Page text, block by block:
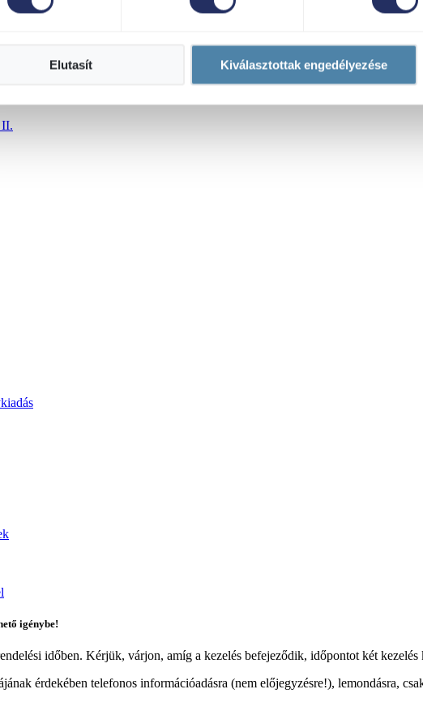
Elutasít Kiválasztottak engedélyezése
II.
igénybe!
időben. Kérjük, várjon, amíg a kezelés befejeződik, időpontot két
érdekében telefonos információadásra (nem előjegyzésre!), lemondásra,